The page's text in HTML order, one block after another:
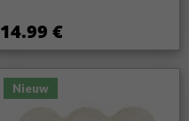
14.99 €
Nieuw